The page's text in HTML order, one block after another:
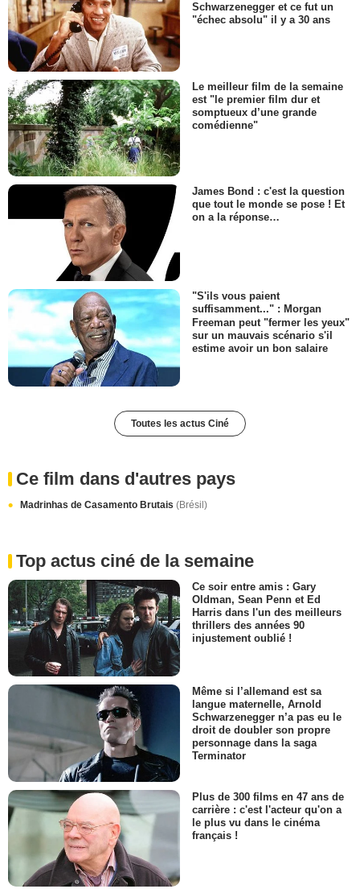
Schwarzenegger et ce fut un
"échec absolu" il y a 30 ans
Le meilleur film de la semaine
est "le premier film dur et
somptueux d’une grande
comédienne"
James Bond : c'est la question
que tout le monde se pose ! Et
on a la réponse…
"S'ils vous paient
suffisamment..." : Morgan
Freeman peut "fermer les yeux"
sur un mauvais scénario s'il
estime avoir un bon salaire
Toutes les actus Ciné
Ce film dans d'autres pays
Madrinhas de Casamento Brutais (Brésil)
Top actus ciné de la semaine
Ce soir entre amis : Gary
Oldman, Sean Penn et Ed
Harris dans l'un des meilleurs
thrillers des années 90
injustement oublié !
Même si l’allemand est sa
langue maternelle, Arnold
Schwarzenegger n’a pas eu le
droit de doubler son propre
personnage dans la saga
Terminator
Plus de 300 films en 47 ans de
carrière : c'est l'acteur qu'on a
le plus vu dans le cinéma
français !